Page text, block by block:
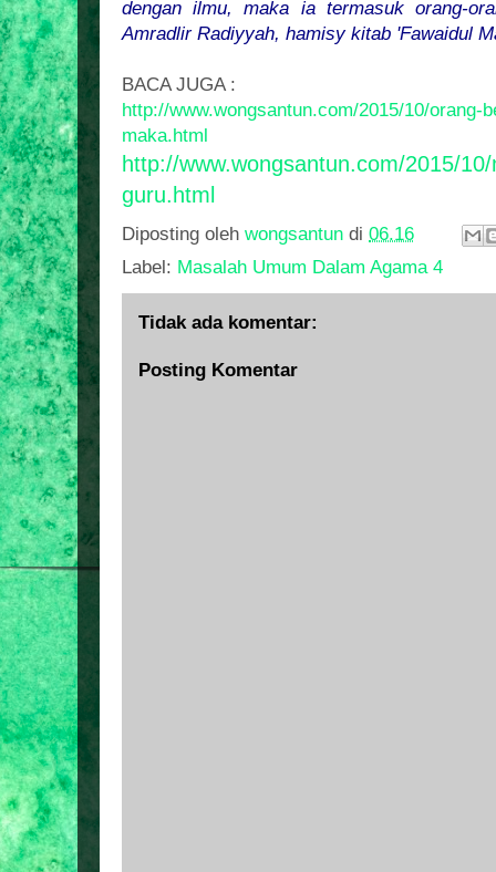
dengan ilmu, maka ia termasuk orang-
Amradlir Radiyyah, hamisy kitab 'Fawaidul
BACA JUGA :
http://www.wongsantun.com/2015/10/orang-
maka.html
http://www.wongsantun.com/2015/
guru.html
Diposting oleh wongsantun di 06.16
Label: Masalah Umum Dalam Agama 4
Tidak ada komentar:
Posting Komentar